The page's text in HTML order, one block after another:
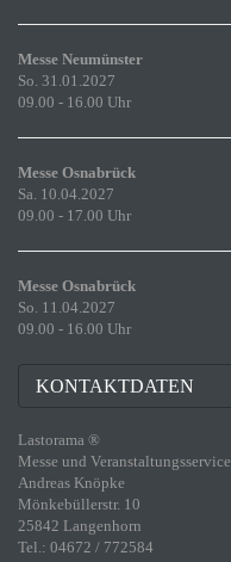
Messe Neumünster
So. 31.01.2027
09.00 - 16.00 Uhr
Messe Osnabrück
Sa. 10.04.2027
09.00 - 17.00 Uhr
Messe Osnabrück
So. 11.04.2027
09.00 - 16.00 Uhr
KONTAKTDATEN
Lastorama ®
Messe und Veranstaltungsservice
Andreas Knöpke
Mönkebüllerstr. 10
25842 Langenhorn
Tel.: 04672 / 772584